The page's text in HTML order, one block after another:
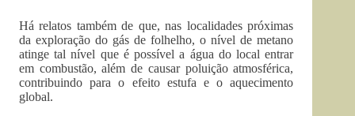
Há relatos também de que, nas localidades próximas
da exploração do gás de folhelho, o nível de metano
atinge tal nível que é possível a água do local entrar
em combustão, além de causar poluição atmosférica,
contribuindo para o efeito estufa e o aquecimento
global.